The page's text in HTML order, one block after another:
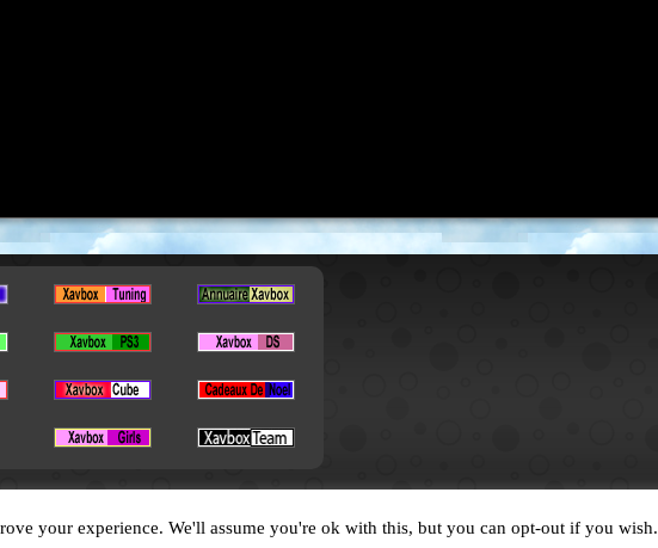
Designed byXavFun .
your experience. We'll assume you're ok with this, but you can opt-out if you wish.